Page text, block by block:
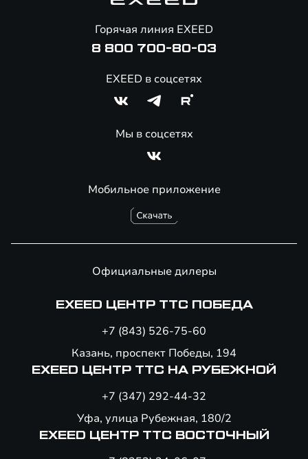
Специальные предложения
Мобильное приложение
Горячая линия EXEED
8 800 700-80-03
EXEED в соцсетях
Мы в соцсетях
Официальные дилеры
EXEED ЦЕНТР ТТС ПОБЕДА
+7 (843) 526-75-60
Казань, проспект Победы, 194
EXEED ЦЕНТР ТТС НА РУБЕЖНОЙ
+7 (347) 292-44-32
Уфа, улица Рубежная, 180/2
EXEED ЦЕНТР ТТС ВОСТОЧНЫЙ